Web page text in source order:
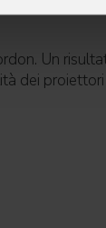
Un
dei proiettori